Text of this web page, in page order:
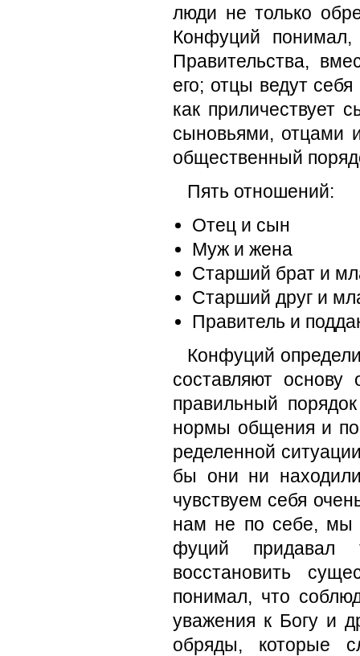
люди не только
Конфуций
Правительства,
его; отцы ведут
как
сыновьями, отцами
общественный
Пять отношений:
Отец и сын
Муж и жена
Старший брат и
Старший друг и
Правитель и
Конфуций
составляют
правильный
нормы общения и
ределенной
бы они ни
чувствуем себя
нам не по себе, мы
фуций придавал
восстановить
понимал, что
уважения к Богу и
обряды, которые